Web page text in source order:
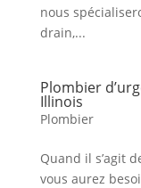
nous
drain,...
Plombier
Illinois
Plombier
Quand il s’agit
vous aurez